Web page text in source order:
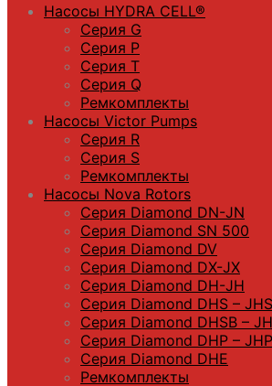
Насосы HYDRA CELL®
Серия G
Серия P
Серия T
Серия Q
Ремкомплекты
Насосы Victor Pumps
Серия R
Серия S
Ремкомплекты
Насосы Nova Rotors
Серия Diamond DN-JN
Серия Diamond SN 500
Серия Diamond DV
Серия Diamond DX-JX
Серия Diamond DH-JH
Серия Diamond DHS – JHS
Серия Diamond DHSB –
Серия Diamond DHP – JHP
Серия Diamond DHE
Ремкомплекты